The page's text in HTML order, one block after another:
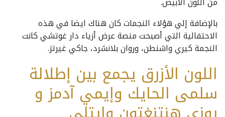
بالإضافة إلي هؤلاء النجمات كان هناك ايضا في هذه
الاحتفالية التي أصبحت منصة عرض أزياء دار غوتشي كانت
النجمة كيري واشنطن، وروان بلانشرد، جاكي غيرتز.
اللون الأزرق يجمع بين إطلالة
سلمى الحايك وإيمي آدمز و